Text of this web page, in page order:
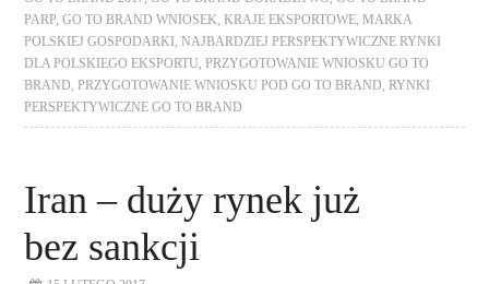
PARP,GO TO BRAND WNIOSEK,KRAJE EKSPORTOWE,MARKA
POLSKIEJ GOSPODARKI ,NAJBARDZIEJ PERSPEKTYWICZNE RYNKI
DLA POLSKIEGO EKSPORTU, PRZYGOTOWANIE WNIOSKU GO TO
BRAND, PRZYGOTOWANIE WNIOSKU POD GO TO BRAND, RYNKI
PERSPEKTYWICZNE GO TO BRAND
Iran – duży rynek już
bez sankcji